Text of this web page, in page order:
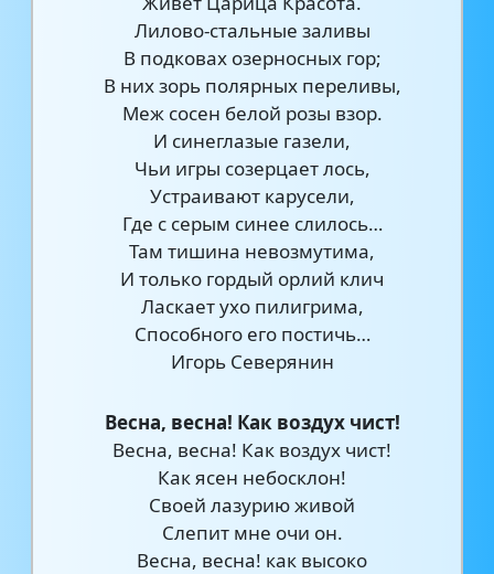
Лилово-стальные заливы
В подковах озерносных гор;
В них зорь полярных переливы,
Меж сосен белой розы взор.
И синеглазые газели,
Чьи игры созерцает лось,
Устраивают карусели,
Где с серым синее слилось…
Там тишина невозмутима,
И только гордый орлий клич
Ласкает ухо пилигрима,
Способного его постичь…
Игорь Северянин
Весна, весна! Как воздух чист!
Весна, весна! Как воздух чист!
Как ясен небосклон!
Своей лазурию живой
Слепит мне очи он.
Весна, весна! как высоко